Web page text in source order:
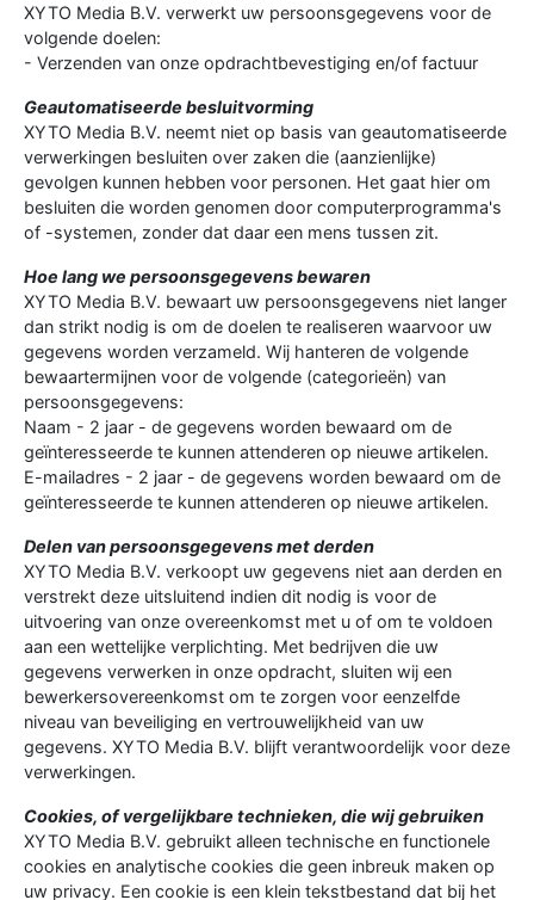
XYTO Media B.V. verwerkt uw persoonsgegevens voor de
volgende doelen:
- Verzenden van onze opdrachtbevestiging en/of factuur
Geautomatiseerde besluitvorming
XYTO Media B.V. neemt niet op basis van geautomatiseerde
verwerkingen besluiten over zaken die (aanzienlijke)
gevolgen kunnen hebben voor personen. Het gaat hier om
besluiten die worden genomen door computerprogramma's
of -systemen, zonder dat daar een mens tussen zit.
Hoe lang we persoonsgegevens bewaren
XYTO Media B.V. bewaart uw persoonsgegevens niet langer
dan strikt nodig is om de doelen te realiseren waarvoor uw
gegevens worden verzameld. Wij hanteren de volgende
bewaartermijnen voor de volgende (categorieën) van
persoonsgegevens:
Naam - 2 jaar - de gegevens worden bewaard om de
geïnteresseerde te kunnen attenderen op nieuwe artikelen.
E-mailadres - 2 jaar - de gegevens worden bewaard om de
geïnteresseerde te kunnen attenderen op nieuwe artikelen.
Delen van persoonsgegevens met derden
XYTO Media B.V. verkoopt uw gegevens niet aan derden en
verstrekt deze uitsluitend indien dit nodig is voor de
uitvoering van onze overeenkomst met u of om te voldoen
aan een wettelijke verplichting. Met bedrijven die uw
gegevens verwerken in onze opdracht, sluiten wij een
bewerkersovereenkomst om te zorgen voor eenzelfde
niveau van beveiliging en vertrouwelijkheid van uw
gegevens. XYTO Media B.V. blijft verantwoordelijk voor deze
verwerkingen.
Cookies, of vergelijkbare technieken, die wij gebruiken
XYTO Media B.V. gebruikt alleen technische en functionele
cookies en analytische cookies die geen inbreuk maken op
uw privacy. Een cookie is een klein tekstbestand dat bij het